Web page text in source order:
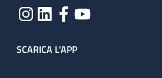
SCARICA L'APP